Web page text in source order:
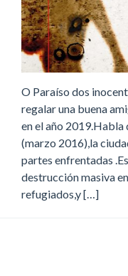
O Paraíso dos
regalar una buena
en el año 2019.Habla
(marzo 2016),la
partes enfrentadas
destrucción masiva
refugiados,y […]